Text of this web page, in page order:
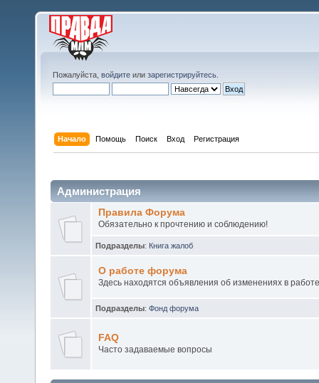
Пожалуйста, войдите или зарегистрируйтесь
Начало Помощь Поиск Вход Регистрация
Администрация
Правила Форума
Обязательно к прочтению и соблюдению!
Подразделы: Книга жалоб
О работе форума
Здесь находятся объявления об изменениях в
Подразделы: Фонд форума
FAQ
Часто задаваемые вопросы